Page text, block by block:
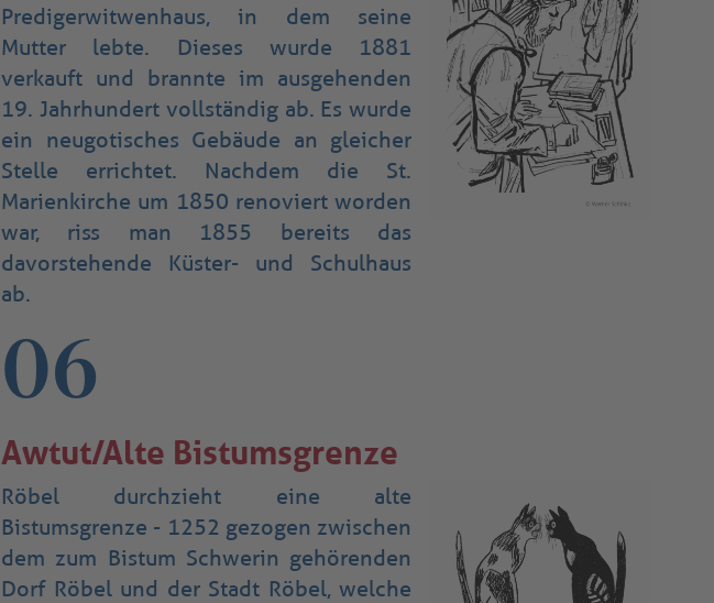
Predigerwitwenhaus, in dem seine
Mutter lebte. Dieses wurde 1881
verkauft und brannte im ausgehenden
19. Jahrhundert vollständig ab. Es wurde
ein neugotisches Gebäude an gleicher
Stelle errichtet. Nachdem die St.
Marienkirche um 1850 renoviert worden
war, riss man 1855 bereits das
davorstehende Küster- und Schulhaus
ab.
06
Awtut/Alte Bistumsgrenze
Röbel durchzieht eine alte
Bistumsgrenze - 1252 gezogen zwischen
dem zum Bistum Schwerin gehörenden
Dorf Röbel und der Stadt Röbel, welche